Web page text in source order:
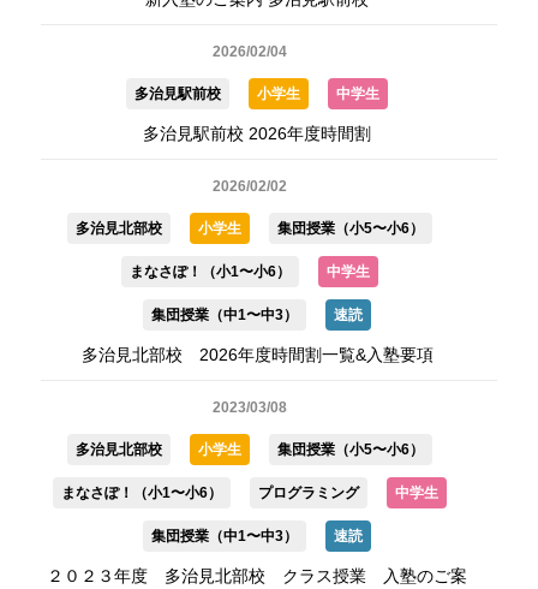
2026/02/04
多治見駅前校 小学生 中学生
多治見駅前校 2026年度時間割
2026/02/02
多治見北部校 小学生 集団授業（小5〜小6）
まなさぽ！（小1〜小6） 中学生
集団授業（中1〜中3） 速読
多治見北部校 2026年度時間割一覧&入塾要項
2023/03/08
多治見北部校 小学生 集団授業（小5〜小6）
まなさぽ！（小1〜小6） プログラミング 中学生
集団授業（中1〜中3） 速読
２０２３年度 多治見北部校 クラス授業 入塾のご案